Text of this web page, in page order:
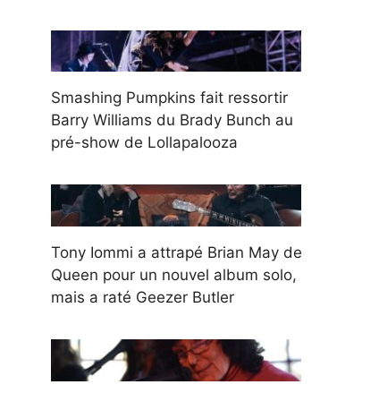
Smashing Pumpkins fait ressortir
Barry Williams du Brady Bunch au
pré-show de Lollapalooza
Tony Iommi a attrapé Brian May de
Queen pour un nouvel album solo,
mais a raté Geezer Butler